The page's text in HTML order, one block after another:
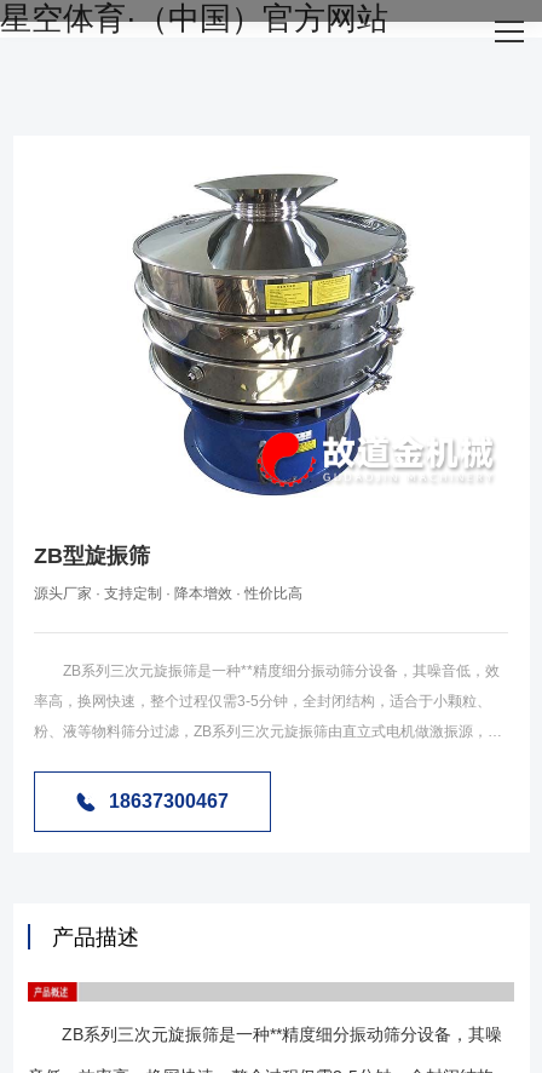
星空体育·（中国）官方网站
网站星空体育·（中国）官方网站
星空体育·（中国）官方网站-STARSKY SPORT
ZB型旋振筛
源头厂家 · 支持定制 · 降本增效 · 性价比高
ZB系列三次元旋振筛是一种**精度细分振动筛分设备，其噪音低，效
率高，换网快速，整个过程仅需3-5分钟，全封闭结构，适合于小颗粒、
粉、液等物料筛分过滤，ZB系列三次元旋振筛由直立式电机做激振源，电
三次元运动，在把这个运动传递给筛面，调节上下两端的相位角，可以改
焊条粉末、二氧化锰、电解铜粉、电磁性材料、研磨粉、耐火材料、高岭
水、染整污水、造纸、助剂、活性炭等； ZB系列三次元可用一至五层
筛网，能同时进行二到六个等级的分选或过滤。 1、效率高、设计精巧
耐用，任何粉料、粘液均可筛分； 2、换网容易、操作简单、清洗方
18637300467
产品描述
ZB系列三次元旋振筛是一种**精度细分振动筛分设备，其噪